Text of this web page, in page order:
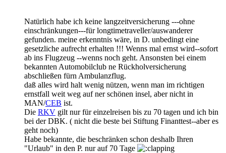
Natürlich habe ich keine langzeitversicherung ---ohne
einschränkungen---für longtimetraveller/auswanderer
gefunden. meine erkenntnis wäre, in D. unbedingt eine
gesetzliche aufrecht erhalten !!! Wenns mal ernst wird--sofort
ab ins Flugzeug --wenns noch geht. Ansonsten bei einem
bekannten Automobilclub ne Rückholversicherung
abschließen fürn Ambulanzflug.
daß alles wird halt wenig nützen, wenn man im richtigen
ernstfall weit weg auf ner schönen insel, aber nicht in
MAN/CEB ist.
Die RKV gilt nur für einzelreisen bis zu 70 tagen und ich bin
bei der DBK. ( nicht die beste bei Stiftung Finanttest--aber es
geht noch)
Habe bekannte, die beschränken schon deshalb Ihren
"Urlaub" in den P. nur auf 70 Tage